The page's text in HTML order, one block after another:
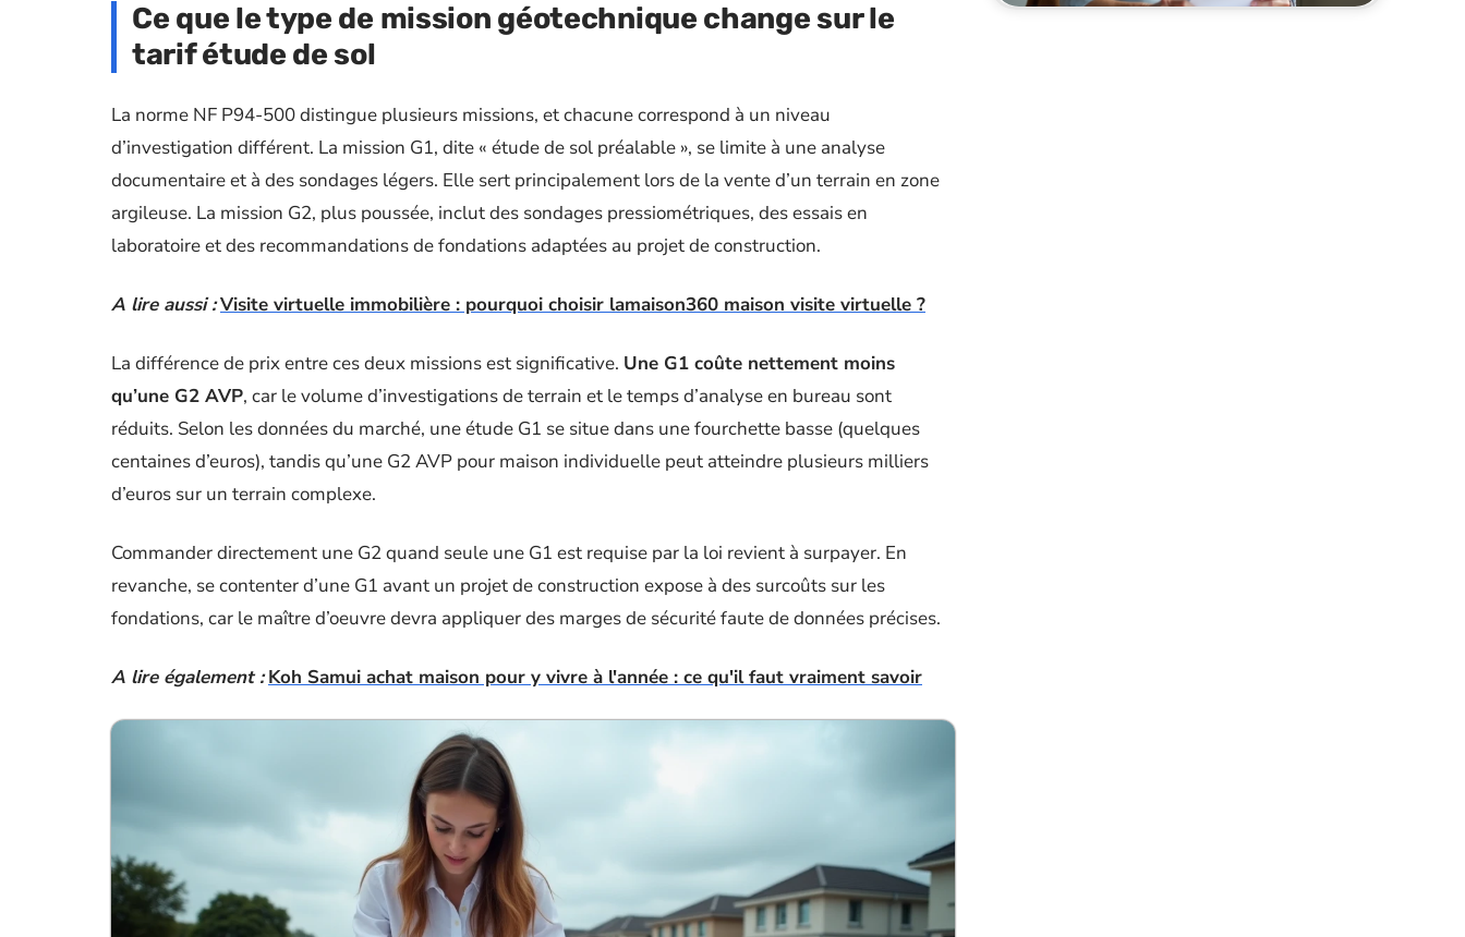
Ce que le type de mission géotechnique change sur le
tarif étude de sol
La norme NF P94-500 distingue plusieurs missions, et chacune correspond à un niveau
d’investigation différent. La mission G1, dite « étude de sol préalable », se limite à une analyse
documentaire et à des sondages légers. Elle sert principalement lors de la vente d’un terrain en zone
argileuse. La mission G2, plus poussée, inclut des sondages pressiométriques, des essais en
laboratoire et des recommandations de fondations adaptées au projet de construction.
A lire aussi :Visite virtuelle immobilière : pourquoi choisir lamaison360 maison visite virtuelle ?
La différence de prix entre ces deux missions est significative. Une G1 coûte nettement moins
qu’une G2 AVP, car le volume d’investigations de terrain et le temps d’analyse en bureau sont
réduits. Selon les données du marché, une étude G1 se situe dans une fourchette basse (quelques
centaines d’euros), tandis qu’une G2 AVP pour maison individuelle peut atteindre plusieurs milliers
d’euros sur un terrain complexe.
Commander directement une G2 quand seule une G1 est requise par la loi revient à surpayer. En
revanche, se contenter d’une G1 avant un projet de construction expose à des surcoûts sur les
fondations, car le maître d’oeuvre devra appliquer des marges de sécurité faute de données précises.
A lire également : Koh Samui achat maison pour y vivre à l'année : ce qu'il faut vraiment savoir